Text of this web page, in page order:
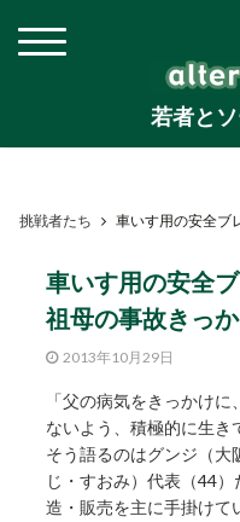
若者と
挑戦者たち 車いす用の安全ブ
車いす用の安全
祖母の事故きっ
2013年10月29日
「父の病気をきっかけ
ないよう、積極的に生き
そう語るのはグンジ（大
じ・すおみ）代表（44
造・販売を主に手掛けて